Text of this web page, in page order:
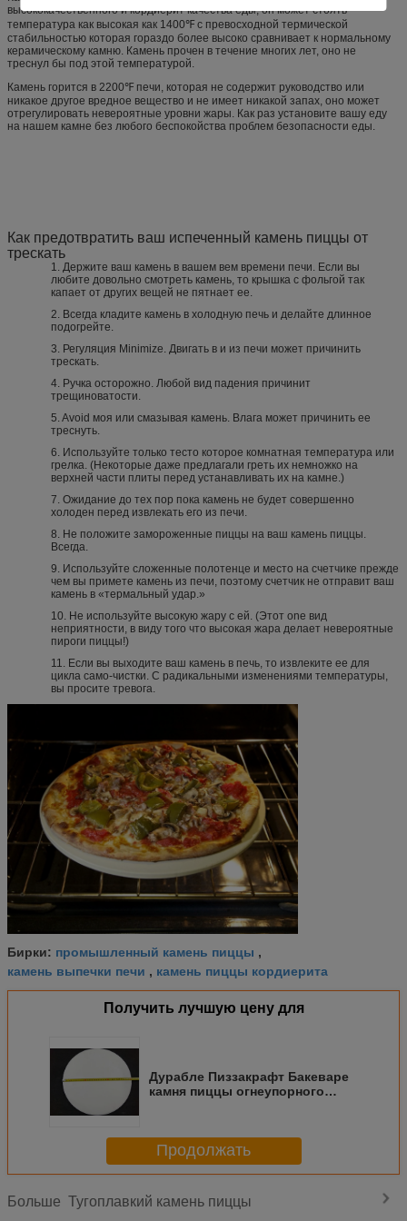
высококачественного и кордиерит качества еды, он может стоять
температура как высокая как 1400℉ с превосходной термической
стабильностью которая гораздо более высоко сравнивает к нормальному
керамическому камню. Камень прочен в течение многих лет, оно не
треснул бы под этой температурой.
Камень горится в 2200℉ печи, которая не содержит руководство или
никакое другое вредное вещество и не имеет никакой запах, оно может
отрегулировать невероятные уровни жары. Как раз установите вашу еду
на нашем камне без любого беспокойства проблем безопасности еды.
Как предотвратить ваш испеченный камень пиццы от
трескать
1. Держите ваш камень в вашем вем времени печи. Если вы
любите довольно смотреть камень, то крышка с фольгой так
капает от других вещей не пятнает ее.
2. Всегда кладите камень в холодную печь и делайте длинное
подогрейте.
3. Регуляция Minimize. Двигать в и из печи может причинить
трескать.
4. Ручка осторожно. Любой вид падения причинит
трещиноватости.
5. Avoid моя или смазывая камень. Влага может причинить ее
треснуть.
6. Используйте только тесто которое комнатная температура или
грелка. (Некоторые даже предлагали греть их немножко на
верхней части плиты перед устанавливать их на камне.)
7. Ожидание до тех пор пока камень не будет совершенно
холоден перед извлекать его из печи.
8. Не положите замороженные пиццы на ваш камень пиццы.
Всегда.
9. Используйте сложенные полотенце и место на счетчике прежде
чем вы примете камень из печи, поэтому счетчик не отправит ваш
камень в «термальный удар.»
10. Не используйте высокую жару с ей. (Этот one вид
неприятности, в виду того что высокая жара делает невероятные
пироги пиццы!)
11. Если вы выходите ваш камень в печь, то извлеките ее для
цикла само-чистки. С радикальными изменениями температуры,
вы просите тревога.
Бирки: промышленный камень пиццы ,
камень выпечки печи , камень пиццы кордиерита
Получить лучшую цену для
Дурабле Пиззакрафт Бакеваре
камня пиццы огнеупорного
Продолжать
Больше Тугоплавкий камень пиццы